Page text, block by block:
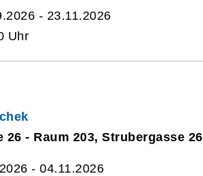
- 23.11.2026
Uhr
26 - Raum 203, Strubergasse 26
- 04.11.2026